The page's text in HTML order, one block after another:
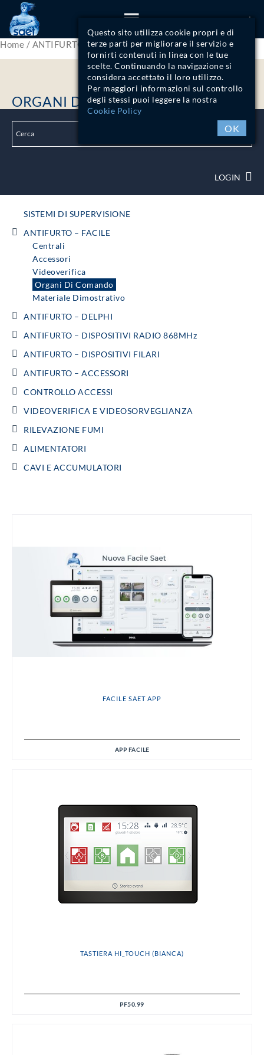
Questo sito utilizza cookie propri e di
terze parti per migliorare il servizio e
fornirti contenuti in linea con le tue
scelte. Continuando la navigazione si
considera accettato il loro utilizzo.
Per maggiori informazioni sul controllo
degli stessi puoi leggere la nostra
Cookie Policy
OK
Home / ANTIFURTO - FACILE/ Organi di comando
ORGANI DI COMANDO
LOGIN
SISTEMI DI SUPERVISIONE
ANTIFURTO – FACILE
Centrali
Accessori
Videoverifica
Organi Di Comando
Materiale Dimostrativo
ANTIFURTO – DELPHI
ANTIFURTO – DISPOSITIVI RADIO 868MHz
ANTIFURTO – DISPOSITIVI FILARI
ANTIFURTO – ACCESSORI
CONTROLLO ACCESSI
VIDEOVERIFICA E VIDEOSORVEGLIANZA
RILEVAZIONE FUMI
ALIMENTATORI
CAVI E ACCUMULATORI
FACILE SAET APP
APP FACILE
TASTIERA HI_TOUCH (BIANCA)
PF50.99